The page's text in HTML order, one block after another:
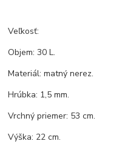
Veľkosť:
Objem: 30 L.
Materiál: matný nerez.
Hrúbka: 1,5 mm.
Vrchný priemer: 53 cm.
Výška: 22 cm.